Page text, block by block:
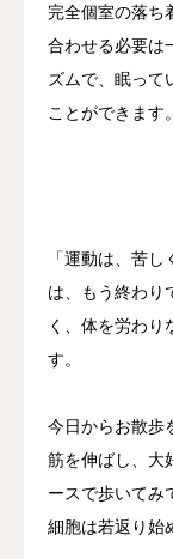
完全個室の落ち
合わせる必要は
ズムで、眠って
ことができます。
「運動は、苦
は、もう終わり
く、体を労わり
す。
今日からお散歩
筋を伸ばし、大
ースで歩いてみ
細胞は若返り始